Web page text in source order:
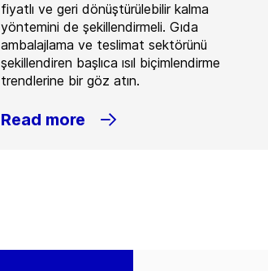
fiyatlı ve geri dönüştürülebilir kalma
yöntemini de şekillendirmeli. Gıda
ambalajlama ve teslimat sektörünü
şekillendiren başlıca ısıl biçimlendirme
trendlerine bir göz atın.
Read more